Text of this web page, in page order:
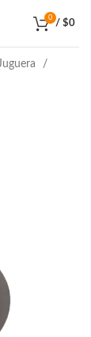
0
/ $0